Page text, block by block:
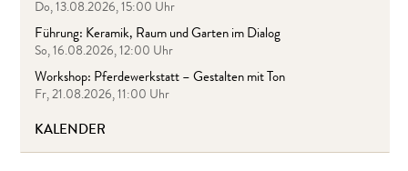
Do, 13.08.2026, 15:00 Uhr
Führung: Keramik, Raum und Garten im Dialog
So, 16.08.2026, 12:00 Uhr
Workshop: Pferdewerkstatt – Gestalten mit Ton
Fr, 21.08.2026, 11:00 Uhr
KALENDER